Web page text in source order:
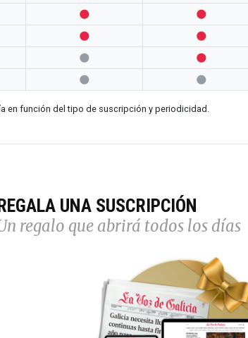
 
 
 
 
en función del tipo de suscripción y periodicidad.
UNA SUSCRIPCIÓN
regalo que abrirá todos los días